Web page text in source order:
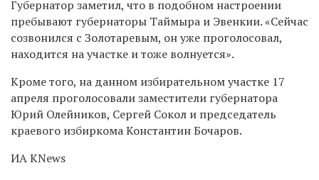
Губернатор заметил, что в подобном настроении
пребывают губернаторы Таймыра и Эвенкии. «Сейчас
созвонился с Золотаревым, он уже проголосовал,
находится на участке и тоже волнуется».
Кроме того, на данном избирательном участке 17
апреля проголосовали заместители губернатора
Юрий Олейников, Сергей Сокол и председатель
краевого избиркома Константин Бочаров.
ИА KNews